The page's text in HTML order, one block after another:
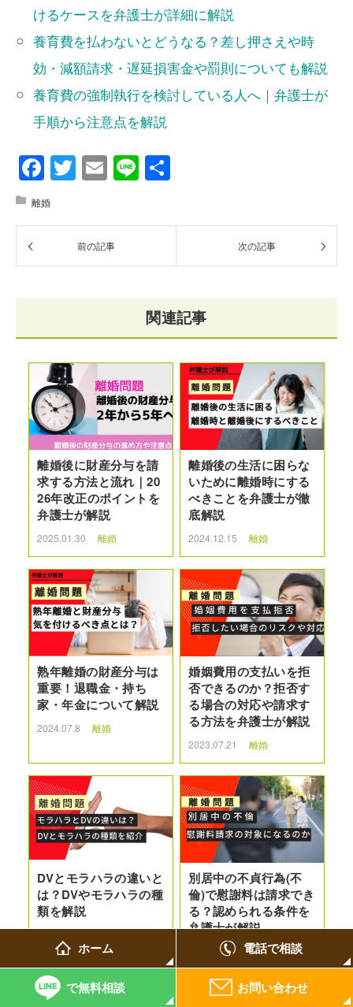
けるケースを弁護士が詳細に解説
養育費を払わないとどうなる？差し押さえや時
効・減額請求・遅延損害金や罰則についても解説
養育費の強制執行を検討している人へ｜弁護士が
手順から注意点を解説
Facebook
Twitter
Email
Line
離婚
前の記事 次の記事
関連記事
離婚後に財産分与を請
求する方法と流れ｜20
26年改正のポイントを
弁護士が解説
2025.01.30 離婚
離婚後の生活に困らな
いために離婚時にする
べきことを弁護士が徹
底解説
2024.12.15 離婚
熟年離婚の財産分与は
重要！退職金・持ち
家・年金について解説
2024.07.8 離婚
婚姻費用の支払いを拒
否できるのか？拒否す
る場合の対応や請求す
る方法を弁護士が解説
2023.07.21 離婚
DVとモラハラの違いと
は？DVやモラハラの種
類を解説
別居中の不貞行為(不
倫)で慰謝料は請求でき
る？認められる条件を
弁護士が解説
2023.07.4 離婚
ホーム 電話で相談
で無料相談 お問い合わせ